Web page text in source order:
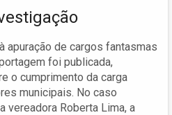
apuração de cargos fantasmas
foi publicada,
o cumprimento da carga
municipais. No caso
vereadora Roberta Lima, a